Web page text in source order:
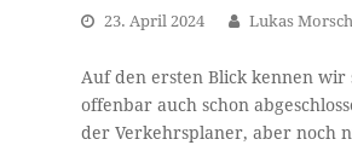
23. April 2024 Lukas
Auf den ersten Blick kennen wir
offenbar auch schon
der Verkehrsplaner, aber noch